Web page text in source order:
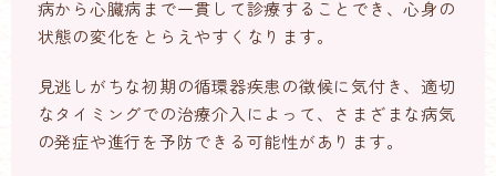
病から心臓病まで一貫して診療することでき、心身の
状態の変化をとらえやすくなります。
見逃しがちな初期の循環器疾患の徴候に気付き、適切
なタイミングでの治療介入によって、さまざまな病気
の発症や進行を予防できる可能性があります。